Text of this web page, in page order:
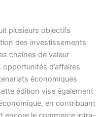
plusieurs objectifs
des investissements
chaînes de valeur
d’affaires
économiques
édition vise également
en contribuant